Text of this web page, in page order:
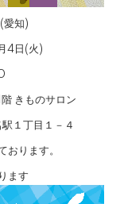
愛知)
4日(火)
きものサロン
１丁目１－４
おります。
ます